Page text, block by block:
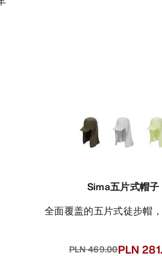
Sima五片式帽子
全面覆盖的五片式徒步帽
PLN 469.00PLN